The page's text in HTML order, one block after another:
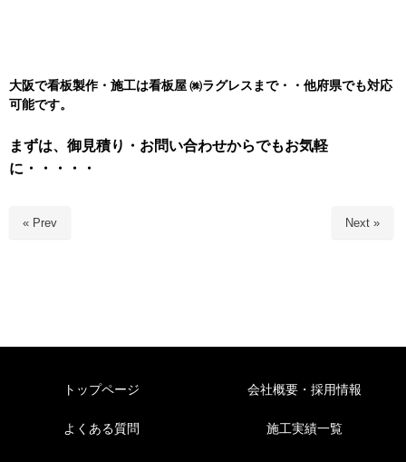
大阪で看板製作・施工は看板屋 ㈱ラグレスまで・・他府県でも対応
可能です。
まずは、御見積り・お問い合わせからでもお気軽
に・・・・・
« Prev Next »
トップページ
よくある質問
会社概要・採用情報
施工実績一覧